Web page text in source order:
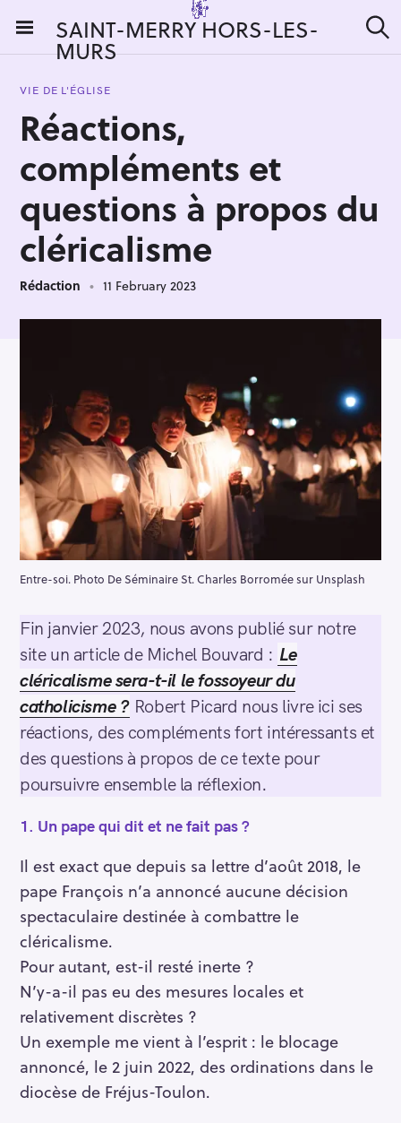
i
SAINT-MERRY HORS-LES-
MURS e
VIE DE L'ÉGLISE
Réactions,
compléments et
questions à propos du
cléricalisme
Rédaction 11 February 2023
Entre-soi. Photo De Séminaire St. Charles Borromée sur Unsplash
Fin janvier 2023, nous avons publié sur notre
site un article de Michel Bouvard : Le
cléricalisme sera-t-il le fossoyeur du
catholicisme ? Robert Picard nous livre ici ses
réactions, des compléments fort intéressants et
des questions à propos de ce texte pour
poursuivre ensemble la réflexion.
1. Un pape qui dit et ne fait pas ?
Il est exact que depuis sa lettre d’août 2018, le
pape François n’a annoncé aucune décision
spectaculaire destinée à combattre le
cléricalisme.
Pour autant, est-il resté inerte ?
N’y-a-il pas eu des mesures locales et
relativement discrètes ?
Un exemple me vient à l’esprit : le blocage
annoncé, le 2 juin 2022, des ordinations dans le
diocèse de Fréjus-Toulon.